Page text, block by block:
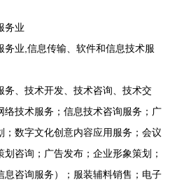
务业
务业,信息传输、软件和信息技术服
务、技术开发、技术咨询、技术交
络技术服务；信息技术咨询服务；广
数字文化创意内容应用服务；会议
咨询；广告发布；企业形象策划；
息咨询服务）；服装辅料销售；电子